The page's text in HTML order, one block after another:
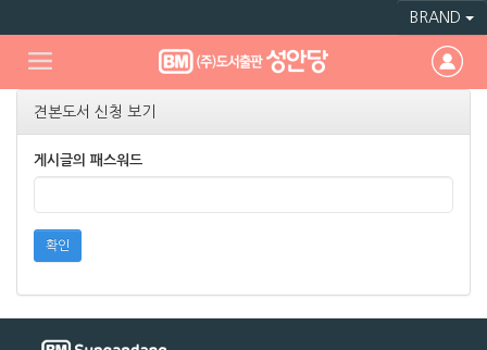
BRAND
견본도서 신청 보기
게시글의 패스워드
확인